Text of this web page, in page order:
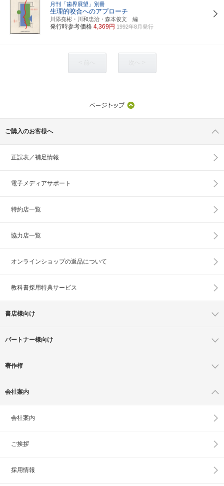
月刊「歯界展望」別冊
生理的咬合へのアプローチ
川添堯彬・川和忠治・森本俊文 編
発行時参考価格 4,369円 1992年8月発行
ご購入のお客様へ
正誤表／補足情報
電子メディアサポート
特約店一覧
協力店一覧
オンラインショップの返品について
教科書採用特典サービス
書店様向け
パートナー様向け
著作権
会社案内
会社案内
ご挨拶
採用情報